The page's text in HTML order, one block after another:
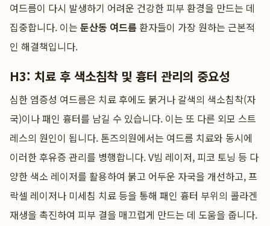
여드름이 다시 발생하기 어려운 건강한 피부 환경을 만드는 데
집중합니다. 이는 둔산동 여드름 환자들이 가장 원하는 근본적
인 해결책입니다.
H3: 치료 후 색소침착 및 흉터 관리의 중요성
심한 염증성 여드름은 치료 후에도 붉거나 갈색의 색소침착(자
국)이나 패인 흉터를 남길 수 있습니다. 이는 또 다른 외모 스트
레스의 원인이 됩니다. 톤즈의원에서는 여드름 치료와 동시에
이러한 후유증 관리를 병행합니다. V빔 레이저, 피코 토닝 등 다
양한 색소 레이저를 활용하여 붉고 어두운 자국을 개선하고, 프
락셀 레이저나 미세침 치료 등을 통해 패인 흉터 부위의 콜라겐
재생을 촉진하여 피부 결을 매끄럽게 만드는 데 도움을 줍니다.